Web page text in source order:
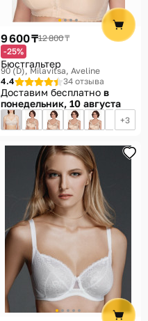
9 600 ₸12 800 ₸
-25%
Бюстгальтер
90 (D) Milavitsa, Aveline
4.4
34 отзыва
Доставим бесплатно в
понедельник, 10 августа
3